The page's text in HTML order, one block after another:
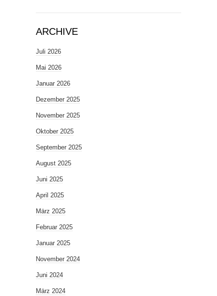
ARCHIVE
Juli 2026
Mai 2026
Januar 2026
Dezember 2025
November 2025
Oktober 2025
September 2025
August 2025
Juni 2025
April 2025
März 2025
Februar 2025
Januar 2025
November 2024
Juni 2024
März 2024